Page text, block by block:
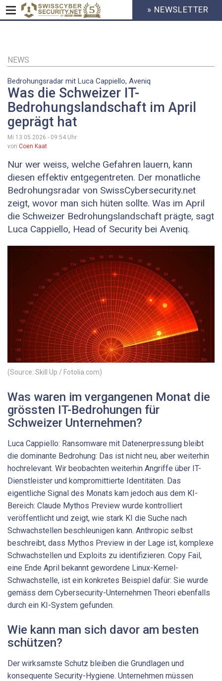
Inhalt
HEADER
MENU
» NEWSLETTER
NEWS
Bedrohungsradar mit Luca Cappiello, Aveniq
Was die Schweizer IT-
Bedrohungslandschaft im April
geprägt hat
Mi 13.05.2026 - 09:54 Uhr
von Coen Kaat
Nur wer weiss, welche Gefahren lauern, kann
diesen effektiv entgegentreten. Der monatliche
Bedrohungsradar von SwissCybersecurity.net
zeigt, wovor man sich hüten sollte. Was im April
die Schweizer Bedrohungslandschaft prägte, sagt
Luca Cappiello, Head of Security bei Aveniq.
(Source: Skill Up / Fotolia.com)
Was waren im vergangenen Monat die
grössten IT-Bedrohungen für
Schweizer Unternehmen?
Luca Cappiello: Ransomware mit Datenerpressung bleibt
die dominante Bedrohung: Das ist nicht neu, aber weiterhin
hochrelevant. Wir beobachten weiterhin Angriffe über IT-
Dienstleister und kompromittierte Identitäten. Das
eigentliche Signal des Monats kam jedoch aus dem KI-
Bereich: Claude Mythos Preview wurde kontrolliert
veröffentlicht und zeigt, wie stark KI die Suche nach
Schwachstellen beschleunigen kann. Anthropic selbst
beschreibt, dass Mythos Preview in der Lage ist, komplexe
Schwachstellen und Exploits zu identifizieren. Copy Fail,
eine Ende April bekannt gewordene Linux-Kernel-
Schwachstelle, ist ein konkretes Beispiel dafür: Sie wurde
gemäss dem Cybersecurity-Unternehmen Theori ebenfalls
durch ein KI-System gefunden.
Wie kann man sich davor am besten
schützen?
Der wirksamste Schutz bleiben die Grundlagen und
konsequente Security-Hygiene. Unternehmen müssen